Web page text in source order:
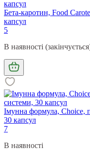
Бета-каротин, Food
капсул
5
В наявності
Імунна формула, Choice,
30 капсул
7
В наявності